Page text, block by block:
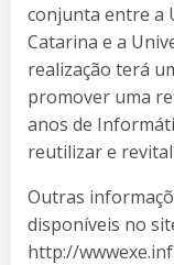
conjunta entre a
Catarina e a
realização terá
promover uma
anos de
reutilizar e
Outras
disponíveis no
http://